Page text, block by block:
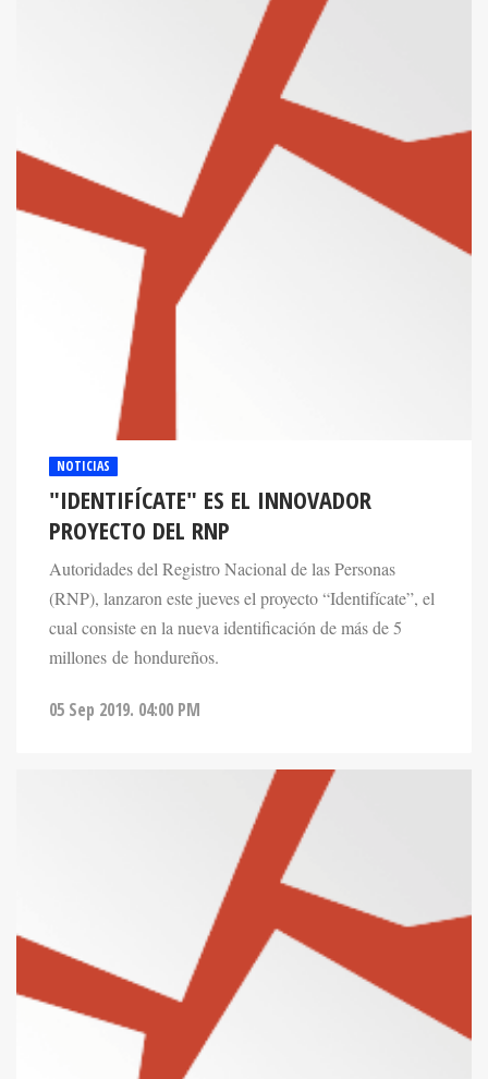
NOTICIAS
"IDENTIFÍCATE" ES EL INNOVADOR
PROYECTO DEL RNP
Autoridades del Registro Nacional de las Personas
(RNP), lanzaron este jueves el proyecto “Identifícate”, el
cual consiste en la nueva identificación de más de 5
millones de hondureños.
05 Sep 2019. 04:00 PM